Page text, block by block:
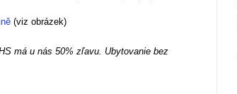
(viz obrázek)
má u nás 50% zľavu. Ubytovanie bez